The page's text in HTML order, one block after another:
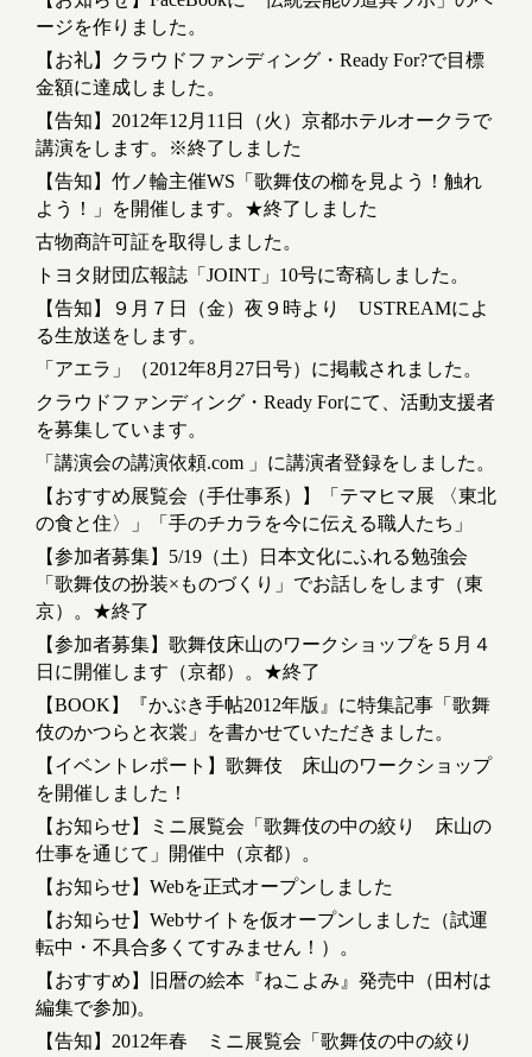
ージを作りました。
【お礼】クラウドファンディング・Ready For?で目標
金額に達成しました。
【告知】2012年12月11日（火）京都ホテルオークラで
講演をします。※終了しました
【告知】竹ノ輪主催WS「歌舞伎の櫛を見よう！触れ
よう！」を開催します。★終了しました
古物商許可証を取得しました。
トヨタ財団広報誌「JOINT」10号に寄稿しました。
【告知】９月７日（金）夜９時より USTREAMによ
る生放送をします。
「アエラ」（2012年8月27日号）に掲載されました。
クラウドファンディング・Ready Forにて、活動支援者
を募集しています。
「講演会の講演依頼.com 」に講演者登録をしました。
【おすすめ展覧会（手仕事系）】「テマヒマ展 〈東北
の食と住〉」「手のチカラを今に伝える職人たち」
【参加者募集】5/19（土）日本文化にふれる勉強会
「歌舞伎の扮装×ものづくり」でお話しをします（東
京）。★終了
【参加者募集】歌舞伎床山のワークショップを５月４
日に開催します（京都）。★終了
【BOOK】『かぶき手帖2012年版』に特集記事「歌舞
伎のかつらと衣裳」を書かせていただきました。
【イベントレポート】歌舞伎 床山のワークショップ
を開催しました！
【お知らせ】ミニ展覧会「歌舞伎の中の絞り 床山の
仕事を通じて」開催中（京都）。
【お知らせ】Webを正式オープンしました
【お知らせ】Webサイトを仮オープンしました（試運
転中・不具合多くてすみません！）。
【おすすめ】旧暦の絵本『ねこよみ』発売中（田村は
編集で参加)。
【告知】2012年春 ミニ展覧会「歌舞伎の中の絞り